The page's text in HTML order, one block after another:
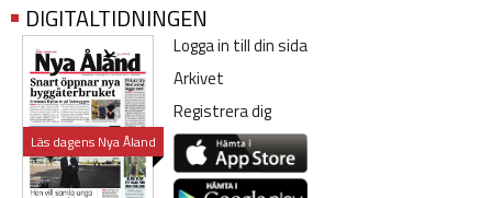
DIGITALTIDNINGEN
Läs dagens Nya Åland
Logga in till din sida
Arkivet
Registrera dig